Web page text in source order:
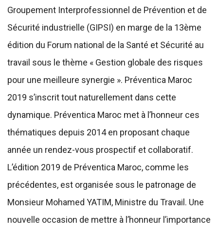
Groupement Interprofessionnel de Prévention et de
Sécurité industrielle (GIPSI) en marge de la 13ème
édition du Forum national de la Santé et Sécurité au
travail sous le thème « Gestion globale des risques
pour une meilleure synergie ». Préventica Maroc
2019 s’inscrit tout naturellement dans cette
dynamique. Préventica Maroc met à l’honneur ces
thématiques depuis 2014 en proposant chaque
année un rendez-vous prospectif et collaboratif.
L’édition 2019 de Préventica Maroc, comme les
précédentes, est organisée sous le patronage de
Monsieur Mohamed YATIM, Ministre du Travail. Une
nouvelle occasion de mettre à l’honneur l’importance